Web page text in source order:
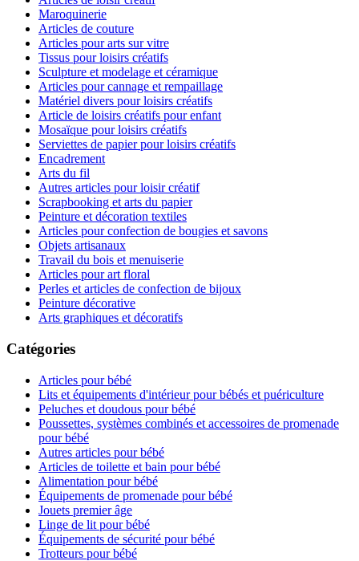
Maroquinerie
Articles de couture
Articles pour arts sur vitre
Tissus pour loisirs créatifs
Sculpture et modelage et céramique
Articles pour cannage et rempaillage
Matériel divers pour loisirs créatifs
Article de loisirs créatifs pour enfant
Mosaïque pour loisirs créatifs
Serviettes de papier pour loisirs créatifs
Encadrement
Arts du fil
Autres articles pour loisir créatif
Scrapbooking et arts du papier
Peinture et décoration textiles
Articles pour confection de bougies et savons
Objets artisanaux
Travail du bois et menuiserie
Articles pour art floral
Perles et articles de confection de bijoux
Peinture décorative
Arts graphiques et décoratifs
Catégories
Articles pour bébé
Lits et équipements d'intérieur pour bébés et puériculture
Peluches et doudous pour bébé
Poussettes, systèmes combinés et accessoires de promenade
pour bébé
Autres articles pour bébé
Articles de toilette et bain pour bébé
Alimentation pour bébé
Équipements de promenade pour bébé
Jouets premier âge
Linge de lit pour bébé
Équipements de sécurité pour bébé
Trotteurs pour bébé